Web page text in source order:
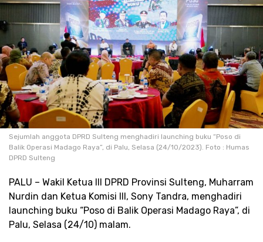
Sejumlah anggota DPRD Sulteng menghadiri launching buku “Poso di
Balik Operasi Madago Raya”, di Palu, Selasa (24/10/2023). Foto : Humas
DPRD Sulteng
PALU – Wakil Ketua III DPRD Provinsi Sulteng, Muharram
Nurdin dan Ketua Komisi III, Sony Tandra, menghadiri
launching buku “Poso di Balik Operasi Madago Raya”, di
Palu, Selasa (24/10) malam.